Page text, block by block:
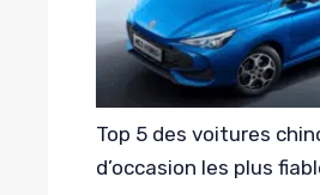
Top 5 des voitures
d’occasion les plus